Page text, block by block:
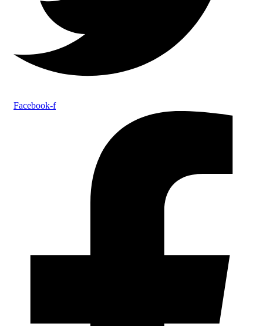
Facebook-f